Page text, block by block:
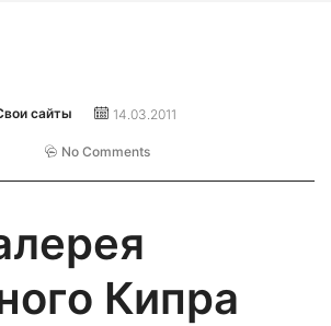
сайты 14.03.2011
No Comments
Кипра